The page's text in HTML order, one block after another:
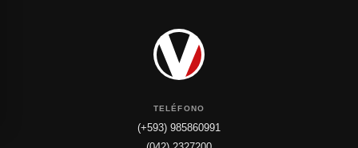
TELÉFONO
(+593) 985860991